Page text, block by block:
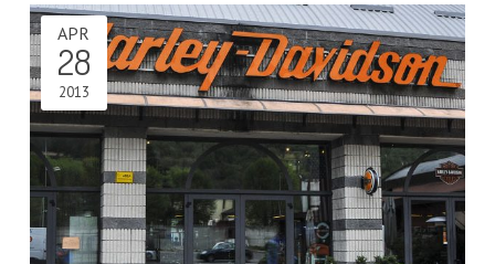
APR
28
2013